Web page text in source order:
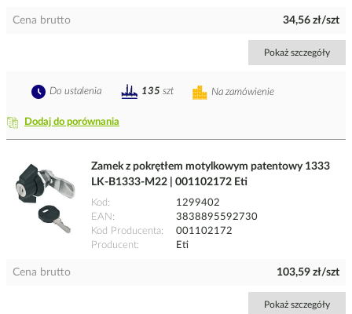
Cena brutto 34,56 zł/szt
Pokaż szczegóły
Dodaj do porównania
Na zamówienie
Do ustalenia 135 szt
Zamek z pokrętłem motylkowym patentowy 1333
LK-B1333-M22 | 001102172 Eti
Kod
1299402
EAN
3838895592730
Kod Producenta
001102172
Producent
Eti
Cena brutto 103,59 zł/szt
Pokaż szczegóły